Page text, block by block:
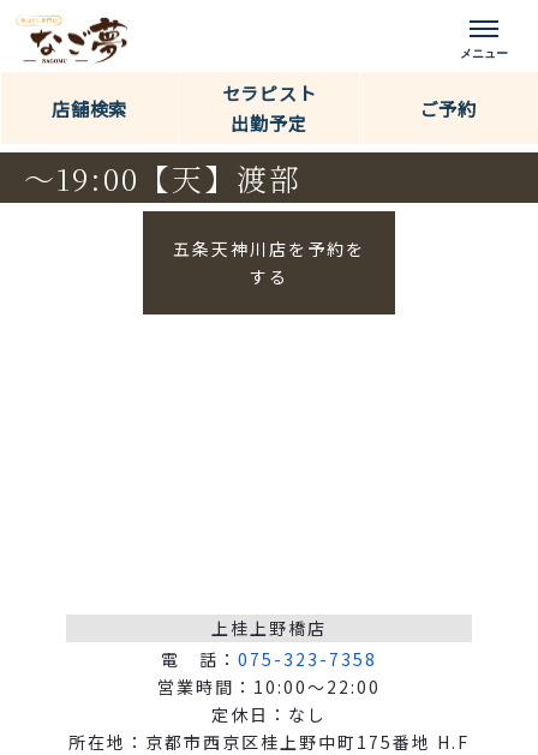
店舗検索 ご予約
セラピスト
出勤予定
〜19:00【天】渡部
五条天神川店を予約を
する
上桂上野橋店
電 話： 075-323-7358
営業時間：10:00～22:00
定休日：なし
所在地：京都市西京区桂上野中町175番地 H.F